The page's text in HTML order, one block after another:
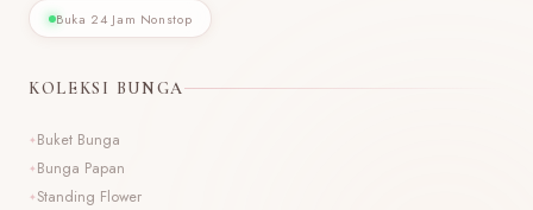
Buka 24 Jam Nonstop
KOLEKSI BUNGA
Buket Bunga
Bunga Papan
Standing Flower